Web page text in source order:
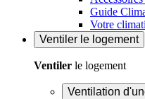
Guide
Votre
Ventiler le logement
Ventiler le logement
Ventilation